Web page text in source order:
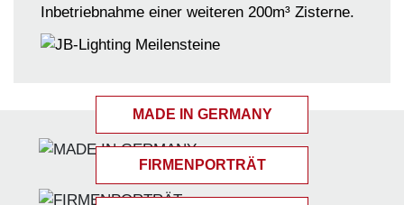
Inbetriebnahme einer weiteren 200m³ Zisterne.
MADE IN GERMANY
FIRMENPORTRÄT